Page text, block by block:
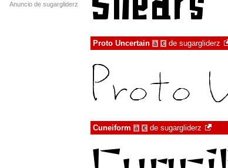
Anuncio de sugargliderz
Proto Uncertain à € de sugargliderz
Cuneiform à € de sugargliderz